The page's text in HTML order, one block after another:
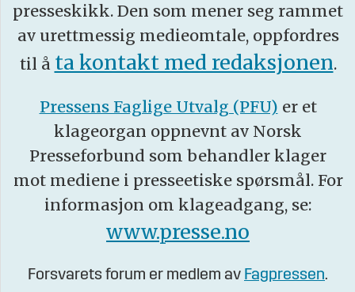
presseskikk. Den som mener seg rammet
av urettmessig medieomtale, oppfordres
til å ta kontakt med redaksjonen.
Pressens Faglige Utvalg (PFU) er et
klageorgan oppnevnt av Norsk
Presseforbund som behandler klager
mot mediene i presseetiske spørsmål. For
informasjon om klageadgang, se:
www.presse.no
Forsvarets forum er medlem av Fagpressen.